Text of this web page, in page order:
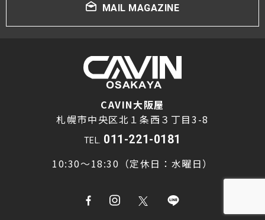
MAIL MAGAZINE
CAVIN大阪屋
札幌市中央区北１条西３丁目3-8
TEL. 011-221-0181
10:30～18:30（定休日：水曜日）